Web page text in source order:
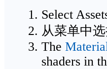
Select
从菜单中选
The
shaders in